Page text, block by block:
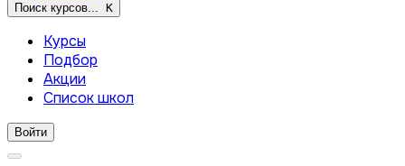
Поиск курсов... K
Курсы
Подбор
Акции
Список школ
Войти